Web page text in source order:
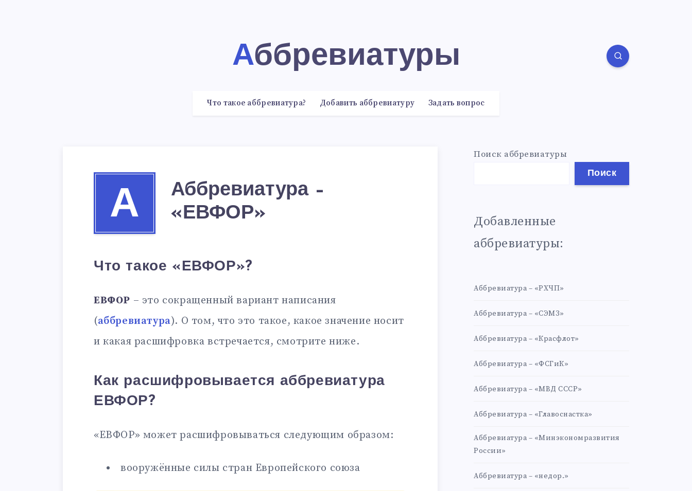
Аббревиатуры
Что такое аббревиатура? Добавить аббревиатуру Задать вопрос
А
Аббревиатура –
«ЕВФОР»
Что такое «ЕВФОР»?
ЕВФОР – это сокращенный вариант написания
(аббревиатура). О том, что это такое, какое значение носит
и какая расшифровка встречается, смотрите ниже.
Как расшифровывается аббревиатура
ЕВФОР?
«ЕВФОР» может расшифровываться следующим образом:
вооружённые силы стран Европейского союза
Поиск аббревиатуры
Поиск
Добавленные
аббревиатуры:
Аббревиатура – «РХЧП»
Аббревиатура – «СЭМЗ»
Аббревиатура – «Красфлот»
Аббревиатура – «ФСГиК»
Аббревиатура – «МВД СССР»
Аббревиатура – «Главоснастка»
Аббревиатура – «Минэкономразвития
России»
Аббревиатура – «недор.»